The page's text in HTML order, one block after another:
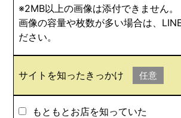
※2MB以上の画像は添付できません。
画像の容量や枚数が多い場合は、
ださい。
サイトを知ったきっかけ 任意
もともとお店を知っていた